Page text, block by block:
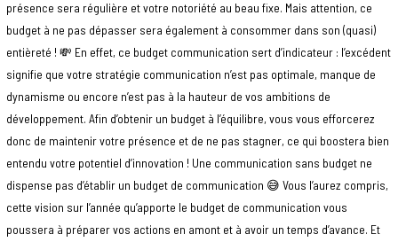
présence sera régulière et votre notoriété au beau fixe. Mais attention, ce
budget à ne pas dépasser sera également à consommer dans son (quasi)
entièreté ! 💸 En effet, ce budget communication sert d’indicateur : l’excédent
signifie que votre stratégie communication n’est pas optimale, manque de
dynamisme ou encore n’est pas à la hauteur de vos ambitions de
développement. Afin d’obtenir un budget à l’équilibre, vous vous efforcerez
donc de maintenir votre présence et de ne pas stagner, ce qui boostera bien
entendu votre potentiel d’innovation ! Une communication sans budget ne
dispense pas d’établir un budget de communication 😅 Vous l’aurez compris,
cette vision sur l’année qu’apporte le budget de communication vous
poussera à préparer vos actions en amont et à avoir un temps d’avance. Et